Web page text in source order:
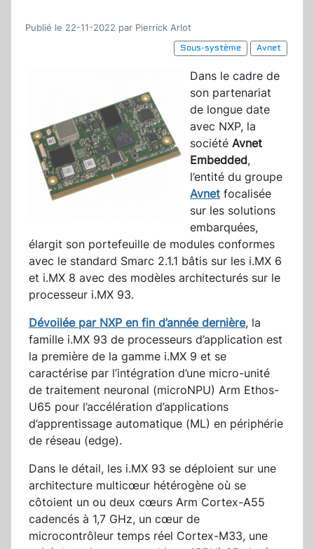
Publié le 22-11-2022 par Pierrick Arlot
Sous-système
Avnet
Dans le cadre de
son partenariat
de longue date
avec NXP, la
société Avnet
Embedded,
l’entité du groupe
Avnet focalisée
sur les solutions
embarquées,
élargit son portefeuille de modules conformes
avec le standard Smarc 2.1.1 bâtis sur les i.MX 6
et i.MX 8 avec des modèles architecturés sur le
processeur i.MX 93.
Dévoilée par NXP en fin d’année dernière, la
famille i.MX 93 de processeurs d’application est
la première de la gamme i.MX 9 et se
caractérise par l’intégration d’une micro-unité
de traitement neuronal (microNPU) Arm Ethos-
U65 pour l’accélération d’applications
d’apprentissage automatique (ML) en périphérie
de réseau (edge).
Dans le détail, les i.MX 93 se déploient sur une
architecture multicœur hétérogène où se
côtoient un ou deux cœurs Arm Cortex-A55
cadencés à 1,7 GHz, un cœur de
microcontrôleur temps réel Cortex-M33, une